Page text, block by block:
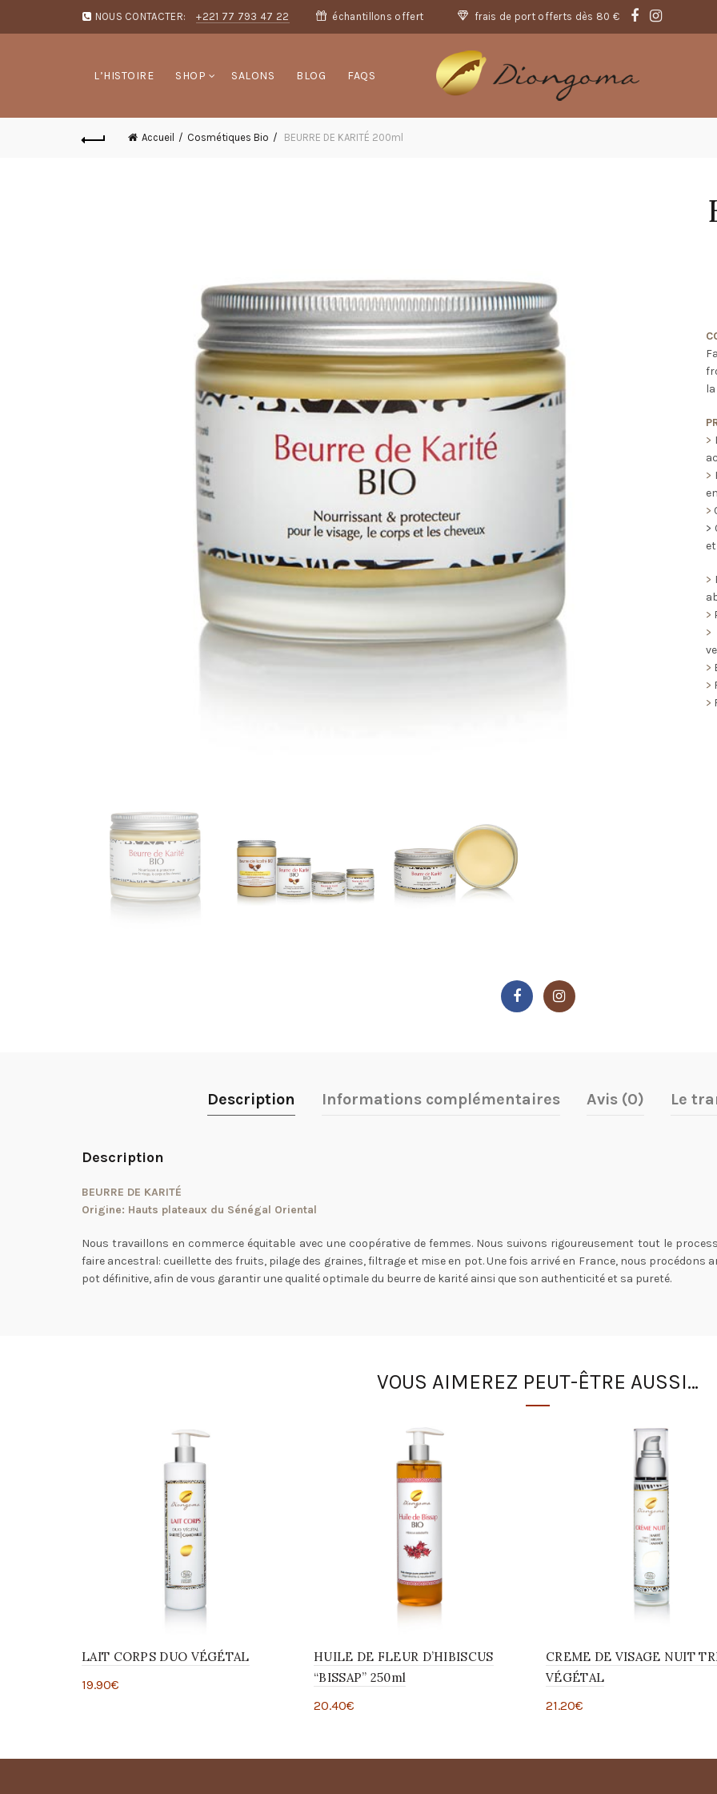
NOUS CONTACTER: +221 77 793 47 22 échantillons offert frais de port offerts dès 80 €
L’HISTOIRE SHOP SALONS BLOG FAQS
Accueil Cosmétiques Bio BEURRE DE KARITÉ 200ml
>
>
>
>
>
>
>
>
>
>
Description Informations complémentaires Avis (0) Le
Description
BEURRE DE KARITÉ
Origine: Hauts plateaux du Sénégal Oriental
Nous travaillons en commerce équitable avec une coopérative de femmes. Nous suivons rigoureusement tout le
faire ancestral: cueillette des fruits, pilage des graines, filtrage et mise en pot. Une fois arrivé en France, nous procédons
pot définitive, afin de vous garantir une qualité optimale du beurre de karité ainsi que son authenticité et sa pureté.
VOUS AIMEREZ PEUT-ÊTRE AUSSI…
LAIT CORPS DUO VÉGÉTAL
19.90€
HUILE DE FLEUR D’HIBISCUS
“BISSAP” 250ml
20.40€
CREME DE VISAGE NUIT
VÉGÉTAL
21.20€